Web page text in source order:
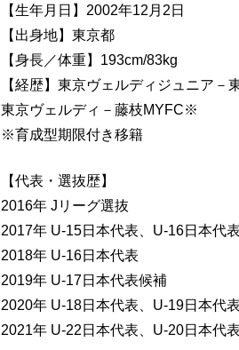
【生年月日】2002年12月2日
【出身地】東京都
【身長／体重】193cm/83kg
【経歴】東京ヴェルディジュニア－
東京ヴェルディ－藤枝MYFC※
※育成型期限付き移籍
【代表・選抜歴】
2016年 Jリーグ選抜
2017年 U-15日本代表、U-16日本代表
2018年 U-16日本代表
2019年 U-17日本代表候補
2020年 U-18日本代表、U-19日本代
2021年 U-22日本代表、U-20日本代